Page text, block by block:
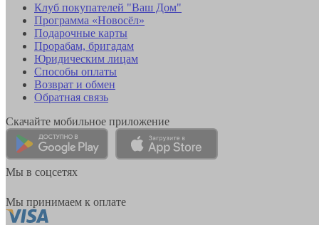
Клуб покупателей "Ваш Дом"
Программа «Новосёл»
Подарочные карты
Прорабам, бригадам
Юридическим лицам
Способы оплаты
Возврат и обмен
Обратная связь
Скачайте мобильное приложение
Мы в соцсетях
Мы принимаем к оплате